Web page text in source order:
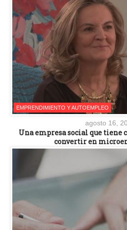
EMPRENDIMIENTO Y AUTOEMPLEO
agosto 16,
Una empresa social que tiene
convertir en